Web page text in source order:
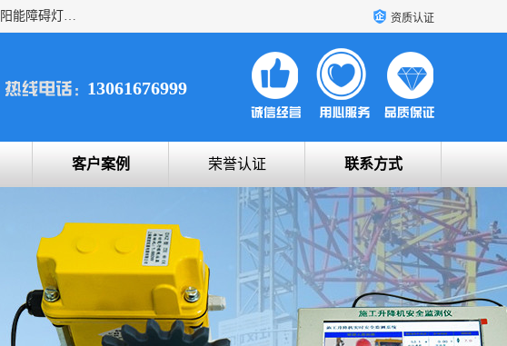
上海宇叶电子科技有限公司是吊钩视频监控、升降机监控、卸料平台监控、塔吊防碰撞、黑匣子防碰撞、风速仪，太阳能障碍灯安全提示灯等一系列升降机的常用配件产品专业研发生产加工的公司，拥有完整、科学的质量管理体系。 资质认证
13061676999
客户案例 荣誉认证 联系方式